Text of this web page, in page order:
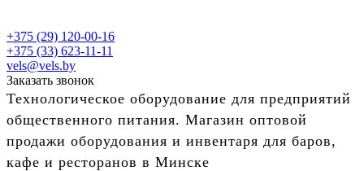
+375 (29) 120-00-16
+375 (33) 623-11-11
vels@vels.by
Заказать звонок
Технологическое оборудование для предприятий
общественного питания. Магазин оптовой
продажи оборудования и инвентаря для баров,
кафе и ресторанов в Минске